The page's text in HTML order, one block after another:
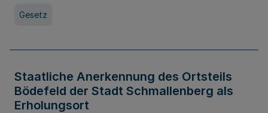
Gesetz
Staatliche Anerkennung des Ortsteils
Bödefeld der Stadt Schmallenberg als
Erholungsort